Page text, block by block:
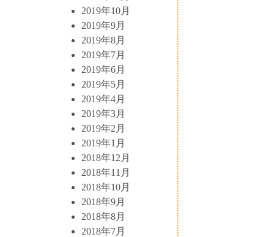
2019年10月
2019年9月
2019年8月
2019年7月
2019年6月
2019年5月
2019年4月
2019年3月
2019年2月
2019年1月
2018年12月
2018年11月
2018年10月
2018年9月
2018年8月
2018年7月